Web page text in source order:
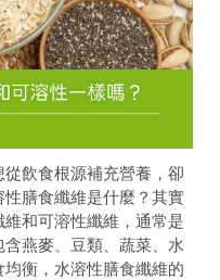
飲食根源補充營養，卻
膳食纖維是什麼？其實
和可溶性纖維，通常是
燕麥、豆類、蔬菜、水
衡，水溶性膳食纖維的